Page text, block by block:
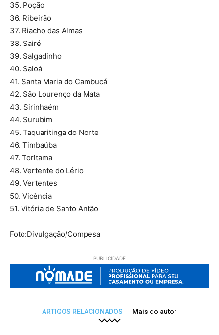
35. Poção
36. Ribeirão
37. Riacho das Almas
38. Sairé
39. Salgadinho
40. Saloá
41. Santa Maria do Cambucá
42. São Lourenço da Mata
43. Sirinhaém
44. Surubim
45. Taquaritinga do Norte
46. Timbaúba
47. Toritama
48. Vertente do Lério
49. Vertentes
50. Vicência
51. Vitória de Santo Antão
Foto:Divulgação/Compesa
PUBLICIDADE
ARTIGOS RELACIONADOS Mais do autor